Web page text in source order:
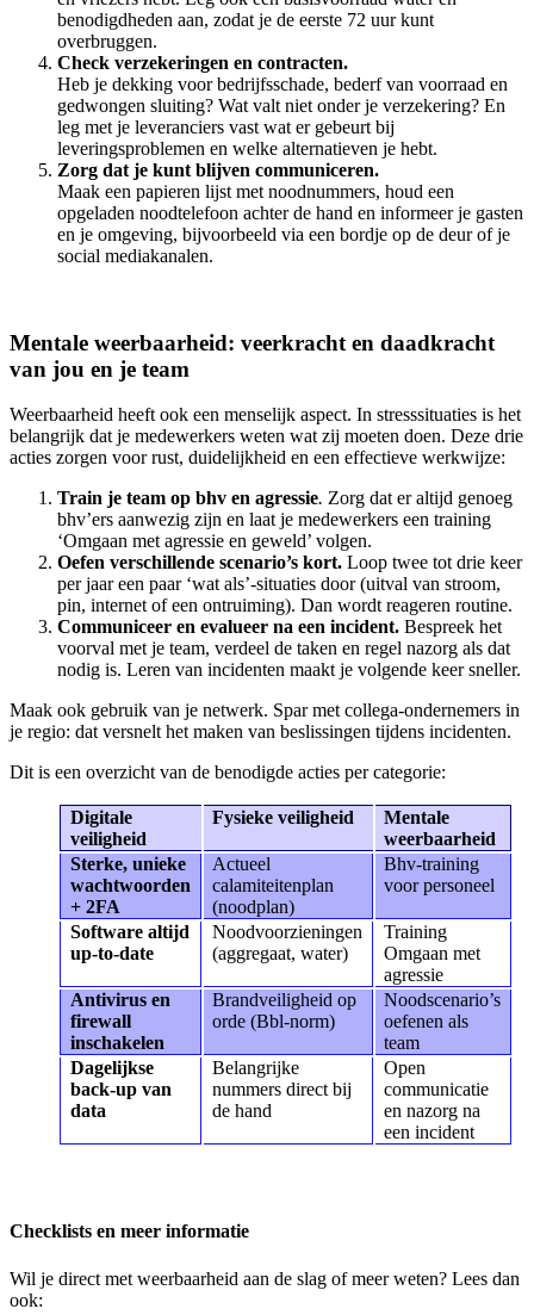
benodigdheden aan, zodat je de eerste 72 uur kunt
overbruggen.
Check verzekeringen en contracten.
Heb je dekking voor bedrijfsschade, bederf van voorraad en
gedwongen sluiting? Wat valt niet onder je verzekering? En
leg met je leveranciers vast wat er gebeurt bij
leveringsproblemen en welke alternatieven je hebt.
Zorg dat je kunt blijven communiceren.
Maak een papieren lijst met noodnummers, houd een
opgeladen noodtelefoon achter de hand en informeer je gasten
en je omgeving, bijvoorbeeld via een bordje op de deur of je
social mediakanalen.
Mentale weerbaarheid: veerkracht en daadkracht
van jou en je team
Weerbaarheid heeft ook een menselijk aspect. In stresssituaties is het
belangrijk dat je medewerkers weten wat zij moeten doen. Deze drie
acties zorgen voor rust, duidelijkheid en een effectieve werkwijze:
Train je team op bhv en agressie. Zorg dat er altijd genoeg
bhv’ers aanwezig zijn en laat je medewerkers een training
‘Omgaan met agressie en geweld’ volgen.
Oefen verschillende scenario’s kort. Loop twee tot drie keer
per jaar een paar ‘wat als’-situaties door (uitval van stroom,
pin, internet of een ontruiming). Dan wordt reageren routine.
Communiceer en evalueer na een incident. Bespreek het
voorval met je team, verdeel de taken en regel nazorg als dat
nodig is. Leren van incidenten maakt je volgende keer sneller.
Maak ook gebruik van je netwerk. Spar met collega-ondernemers in
je regio: dat versnelt het maken van beslissingen tijdens incidenten.
Dit is een overzicht van de benodigde acties per categorie:
Digitale
veiligheid
Fysieke veiligheid
Mentale
weerbaarheid
Sterke, unieke
wachtwoorden
+ 2FA
Actueel
calamiteitenplan
(noodplan)
Bhv-training
voor personeel
Software altijd
up-to-date
Noodvoorzieningen
(aggregaat, water)
Training
Omgaan met
agressie
Antivirus en
firewall
inschakelen
Brandveiligheid op
orde (Bbl-norm)
Noodscenario’s
oefenen als
team
Dagelijkse
back-up van
data
Belangrijke
nummers direct bij
de hand
Open
communicatie
en nazorg na
een incident
Checklists en meer informatie
Wil je direct met weerbaarheid aan de slag of meer weten? Lees dan
ook: